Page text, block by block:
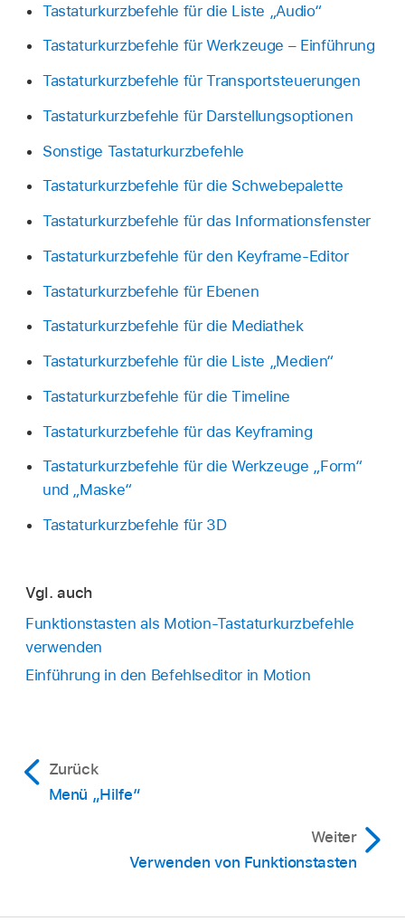
Tastaturkurzbefehle für die Liste „Audio“
Tastaturkurzbefehle für Werkzeuge – Einführung
Tastaturkurzbefehle für Transportsteuerungen
Tastaturkurzbefehle für Darstellungsoptionen
Sonstige Tastaturkurzbefehle
Tastaturkurzbefehle für die Schwebepalette
Tastaturkurzbefehle für das Informationsfenster
Tastaturkurzbefehle für den Keyframe-Editor
Tastaturkurzbefehle für Ebenen
Tastaturkurzbefehle für die Mediathek
Tastaturkurzbefehle für die Liste „Medien“
Tastaturkurzbefehle für die Timeline
Tastaturkurzbefehle für das Keyframing
Tastaturkurzbefehle für die Werkzeuge „Form“
und „Maske“
Tastaturkurzbefehle für 3D
Vgl. auch
Funktionstasten als Motion-Tastaturkurzbefehle
verwenden
Einführung in den Befehlseditor in Motion
Zurück
Menü „Hilfe“
Weiter
Verwenden von Funktionstasten